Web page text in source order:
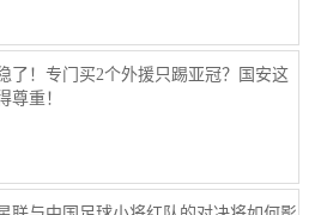
了！专门买2个外援只踢亚冠？国安这
尊重！